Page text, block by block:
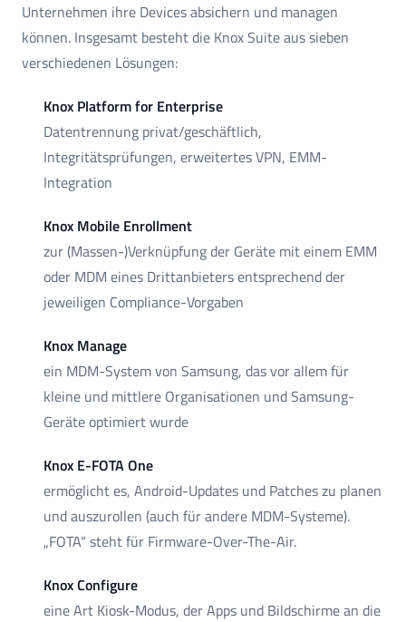
Unternehmen ihre Devices absichern und managen
können. Insgesamt besteht die Knox Suite aus sieben
verschiedenen Lösungen:
Knox Platform for Enterprise
Datentrennung privat/geschäftlich,
Integritätsprüfungen, erweitertes VPN, EMM-
Integration
Knox Mobile Enrollment
zur (Massen-)Verknüpfung der Geräte mit einem EMM
oder MDM eines Drittanbieters entsprechend der
jeweiligen Compliance-Vorgaben
Knox Manage
ein MDM-System von Samsung, das vor allem für
kleine und mittlere Organisationen und Samsung-
Geräte optimiert wurde
Knox E-FOTA One
ermöglicht es, Android-Updates und Patches zu planen
und auszurollen (auch für andere MDM-Systeme).
„FOTA“ steht für Firmware-Over-The-Air.
Knox Configure
eine Art Kiosk-Modus, der Apps und Bildschirme an die